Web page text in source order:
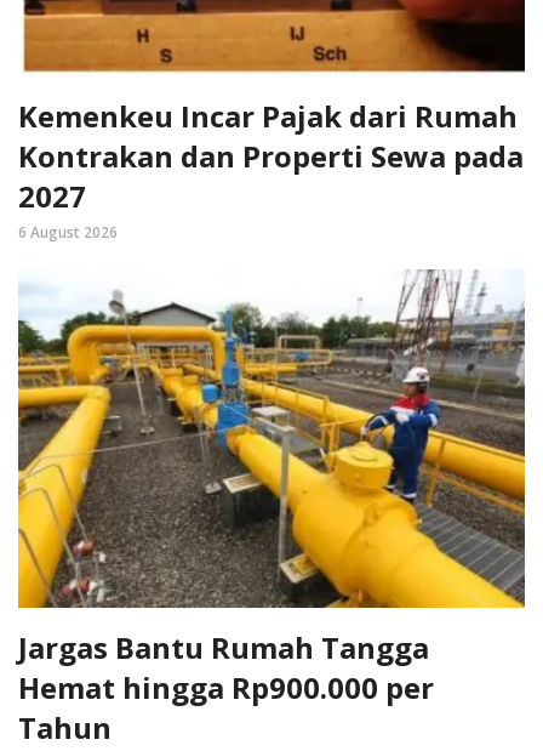
Kemenkeu Incar Pajak dari Rumah
Kontrakan dan Properti Sewa pada
2027
6 August 2026
Jargas Bantu Rumah Tangga
Hemat hingga Rp900.000 per
Tahun